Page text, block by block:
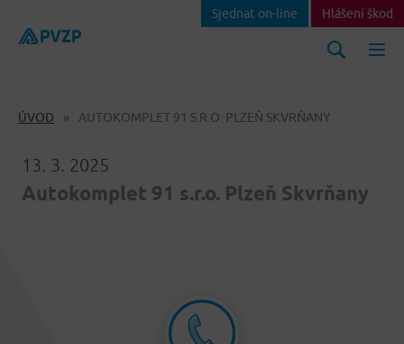
Sjednat on-line Hlášení škod
ÚVOD AUTOKOMPLET 91 S.R.O. PLZEŇ SKVRŇANY
13. 3. 2025
Autokomplet 91 s.r.o. Plzeň Skvrňany